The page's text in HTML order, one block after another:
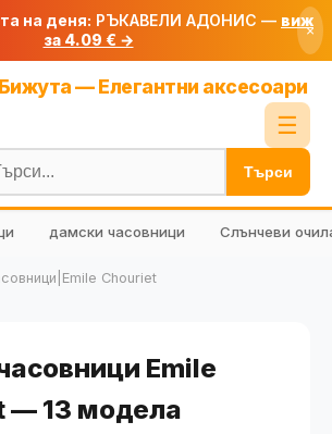
на деня: РЪКАВЕЛИ АДОНИС — виж
за 4.09 € →
×
— Елегантни аксесоари
☰
Блог
🧮 Калкулатори
🔍 Намери продукт
🎁 Подарък
Търси
дамски часовници Слънчеви
Chouriet
Emile
— 13 модела